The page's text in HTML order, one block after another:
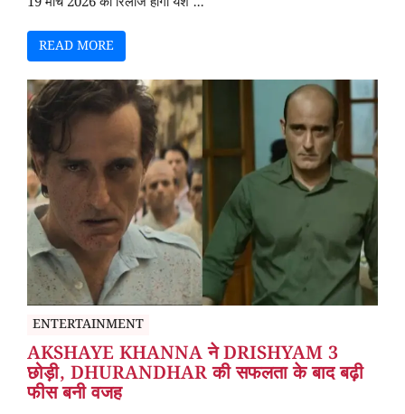
READ MORE
ENTERTAINMENT
AKSHAYE KHANNA ने DRISHYAM 3
छोड़ी, DHURANDHAR की सफलता के बाद बढ़ी
फीस बनी वजह